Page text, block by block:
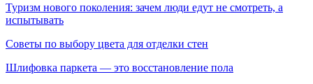
Туризм нового поколения: зачем люди едут не смотреть, а
испытывать
Советы по выбору цвета для отделки стен
Шлифовка паркета — это восстановление пола